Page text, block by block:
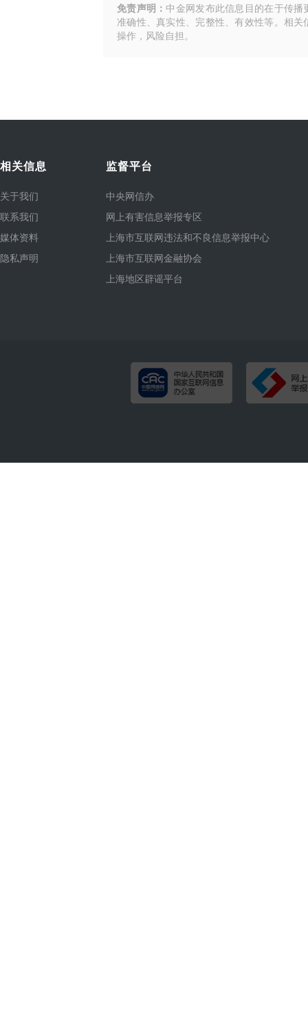
免责声明： 中金网发布此信息目的在于传
准确性、真实性、完整性、有效性等。相
操作，风险自担。
相关信息
关于我们
联系我们
媒体资料
隐私声明
监督平台
中央网信办
网上有害信息举报专区
上海市互联网违法和不良信息举报中心
上海市互联网金融协会
上海地区辟谣平台